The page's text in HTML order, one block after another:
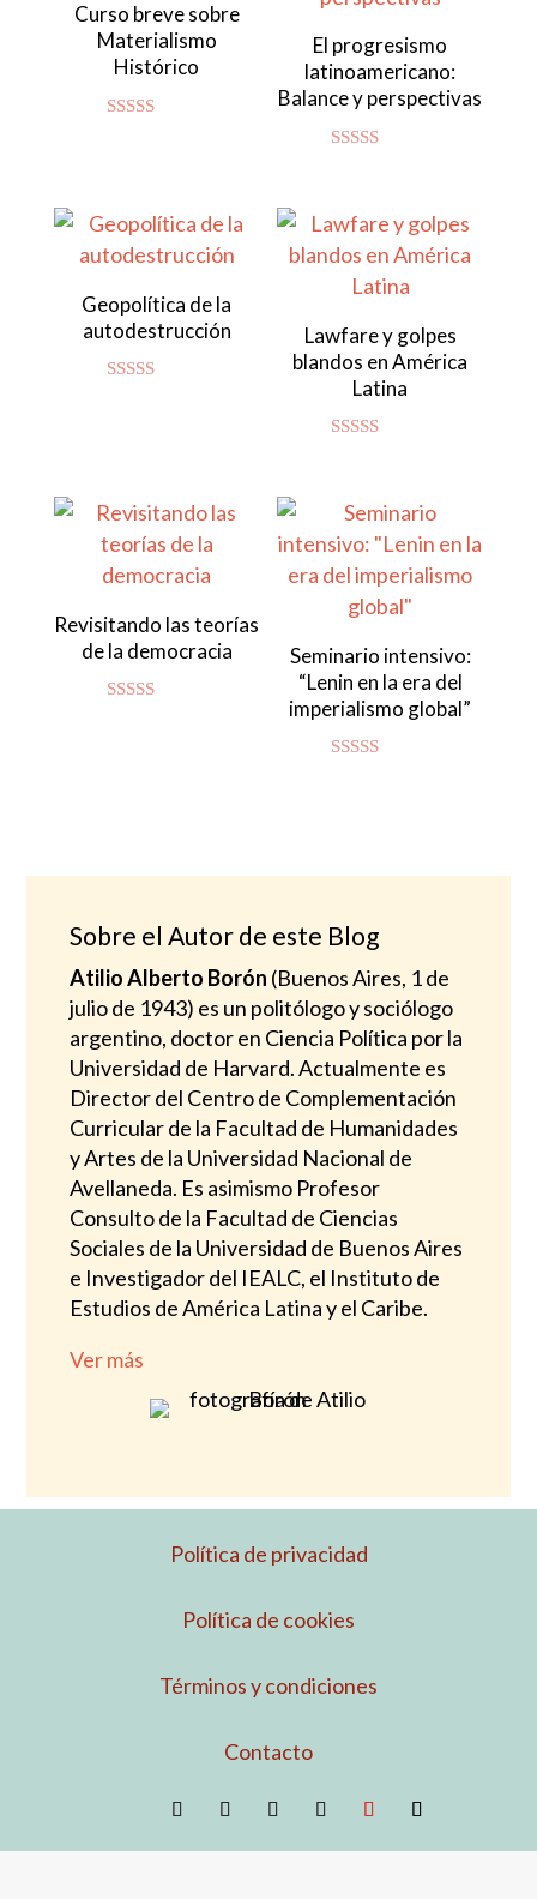
Curso breve sobre
Materialismo
Histórico
El progresismo
latinoamericano:
Balance y perspectivas
Geopolítica de la
autodestrucción
Lawfare y golpes
blandos en América
Latina
Revisitando las teorías
de la democracia
Seminario intensivo:
“Lenin en la era del
imperialismo global”
Sobre el Autor de este Blog
Atilio Alberto Borón (Buenos Aires, 1 de
julio de 1943) es un politólogo y sociólogo
argentino, doctor en Ciencia Política por la
Universidad de Harvard. Actualmente es
Director del Centro de Complementación
Curricular de la Facultad de Humanidades
y Artes de la Universidad Nacional de
Avellaneda. Es asimismo Profesor
Consulto de la Facultad de Ciencias
Sociales de la Universidad de Buenos Aires
e Investigador del IEALC, el Instituto de
Estudios de América Latina y el Caribe.
Ver más
Política de privacidad
Política de cookies
Términos y condiciones
Contacto